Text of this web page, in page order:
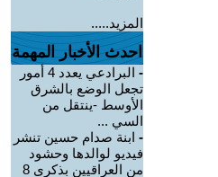
المزيد.....
احدث الأخبار المهمة
-
البرادعي يعدد 4 أمور
تجعل الوضع بالشرق
الأوسط -ينتقل من
السي ...
- ابنة صدام حسين تنشر
فيديو لوالدها وحشود
من العراقيين بذكرى 8